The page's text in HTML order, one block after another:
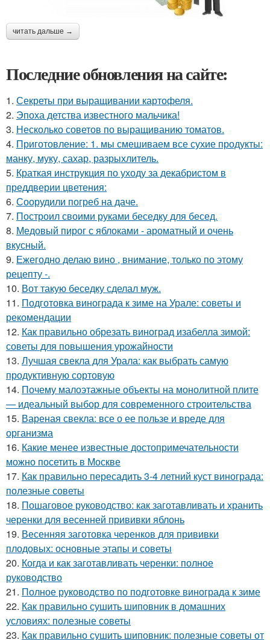
читать дальше →
Последние обновления на сайте:
1. Секреты при выращивании картофеля.
2. Эпоха детства известного мальчика!
3. Несколько советов по выращиванию томатов.
4. Приготовление: 1. мы смешиваем все сухие продукты:
манку, муку, сахар, разрыхлитель.
5. Краткая инструкция по уходу за декабристом в
преддверии цветения:
6. Соорудили погреб на даче.
7. Построил своими руками беседку для бесед.
8. Медовый пирог с яблоками - ароматный и очень
вкусный.
9. Ежегодно делаю вино , внимание, только по этому
рецепту -.
10. Вот такую беседку сделал муж.
11. Подготовка винограда к зиме на Урале: советы и
рекомендации
12. Как правильно обрезать виноград изабелла зимой:
советы для повышения урожайности
13. Лучшая свекла для Урала: как выбрать самую
продуктивную сортовую
14. Почему малоэтажные объекты на монолитной плите
— идеальный выбор для современного строительства
15. Вареная свекла: все о ее пользе и вреде для
организма
16. Какие менее известные достопримечательности
можно посетить в Москве
17. Как правильно пересадить 3-4 летний куст винограда:
полезные советы
18. Пошаговое руководство: как заготавливать и хранить
черенки для весенней прививки яблонь
19. Весенняя заготовка черенков для прививки
плодовых: основные этапы и советы
20. Когда и как заготавливать черенки: полное
руководство
21. Полное руководство по подготовке винограда к зиме
22. Как правильно сушить шиповник в домашних
условиях: полезные советы
23. Как правильно сушить шиповник: полезные советы от